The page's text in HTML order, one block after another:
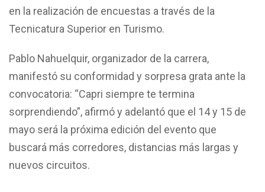
en la realización de encuestas a través de la
Tecnicatura Superior en Turismo.
Pablo Nahuelquir, organizador de la carrera,
manifestó su conformidad y sorpresa grata ante la
convocatoria: “Capri siempre te termina
sorprendiendo”, afirmó y adelantó que el 14 y 15 de
mayo será la próxima edición del evento que
buscará más corredores, distancias más largas y
nuevos circuitos.